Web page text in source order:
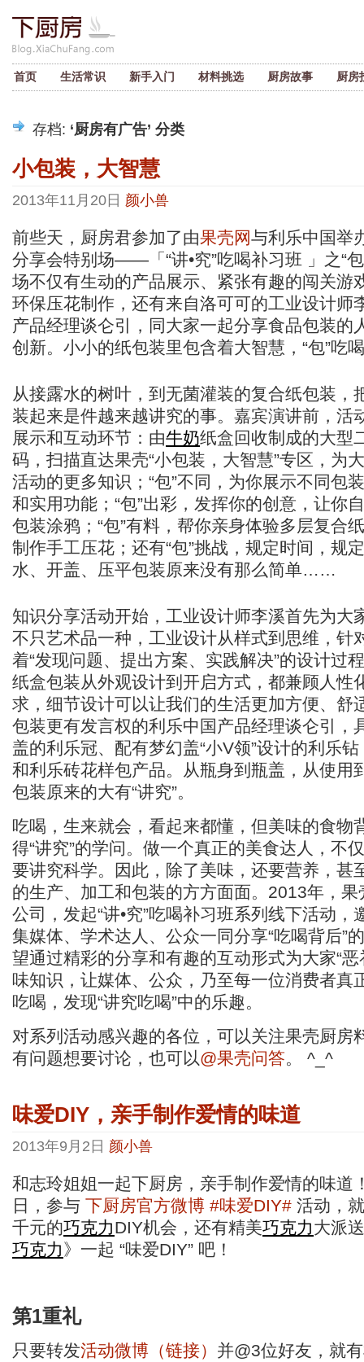
首页 生活常识 新手入门 材料挑选 厨房故事 厨房
存档: ‘厨房有广告’ 分类
小包装，大智慧
2013年11月20日 颜小兽
前些天，厨房君参加了由果壳网与利乐中国举
分享会特别场——「“讲•究”吃喝补习班 」之“
场不仅有生动的产品展示、紧张有趣的闯关游
环保压花制作，还有来自洛可可的工业设计师
产品经理谈仑引，同大家一起分享食品包装的
创新。小小的纸包装里包含着大智慧，“包”吃
从接露水的树叶，到无菌灌装的复合纸包装，
装起来是件越来越讲究的事。嘉宾演讲前，活
展示和互动环节：由牛奶纸盒回收制成的大型
码，扫描直达果壳“小包装，大智慧”专区，为
活动的更多知识；“包”不同，为你展示不同包
和实用功能；“包”出彩，发挥你的创意，让你
包装涂鸦；“包”有料，帮你亲身体验多层复合
制作手工压花；还有“包”挑战，规定时间，规
水、开盖、压平包装原来没有那么简单……
知识分享活动开始，工业设计师李溪首先为大
不只艺术品一种，工业设计从样式到思维，针
着“发现问题、提出方案、实践解决”的设计过
纸盒包装从外观设计到开启方式，都兼顾人性
求，细节设计可以让我们的生活更加方便、舒
包装更有发言权的利乐中国产品经理谈仑引，
盖的利乐冠、配有梦幻盖“小V领”设计的利乐
和利乐砖花样包产品。从瓶身到瓶盖，从使用
包装原来的大有“讲究”。
吃喝，生来就会，看起来都懂，但美味的食物
得“讲究”的学问。做一个真正的美食达人，不
要讲究科学。因此，除了美味，还要营养，甚
的生产、加工和包装的方方面面。2013年，
公司，发起“讲•究”吃喝补习班系列线下活动，
集媒体、学术达人、公众一同分享“吃喝背后”
望通过精彩的分享和有趣的互动形式为大家“恶
味知识，让媒体、公众，乃至每一位消费者真
吃喝，发现“讲究吃喝”中的乐趣。
对系列活动感兴趣的各位，可以关注果壳厨房
有问题想要讨论，也可以@果壳问答。 ^_^
味爱DIY，亲手制作爱情的味道
2013年9月2日 颜小兽
和志玲姐姐一起下厨房，亲手制作爱情的味
日，参与 下厨房官方微博 #味爱DIY# 活动，
千元的巧克力DIY机会，还有精美巧克力大派
巧克力》一起 “味爱DIY” 吧！
第1重礼
只要转发活动微博（链接） 并@3位好友，就